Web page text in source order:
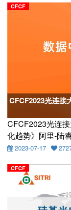
CFCF
CFCF2023光连接
CFCF2023光连
化趋势》阿里-陆
2023-07-17
CFCF